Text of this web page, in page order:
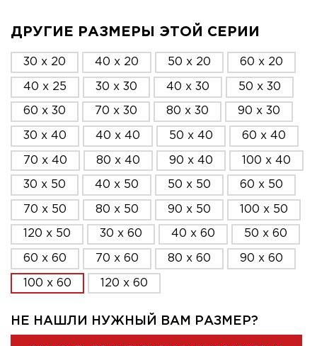
ДРУГИЕ РАЗМЕРЫ ЭТОЙ СЕРИИ
30 x 20 40 x 20 50 x 20 60 x 20
40 x 25 30 x 30 40 x 30 50 x 30
60 x 30 70 x 30 80 x 30 90 x 30
30 x 40 40 x 40 50 x 40 60 x 40
70 x 40 80 x 40 90 x 40 100 x 40
30 x 50 40 x 50 50 x 50 60 x 50
70 x 50 80 x 50 90 x 50 100 x 50
120 x 50 30 x 60 40 x 60 50 x 60
60 x 60 70 x 60 80 x 60 90 x 60
100 x 60 120 x 60
НЕ НАШЛИ НУЖНЫЙ ВАМ РАЗМЕР?